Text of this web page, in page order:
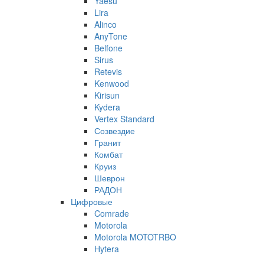
Lira
Alinco
AnyTone
Belfone
Sirus
Retevis
Kenwood
Kirisun
Kydera
Vertex Standard
Созвездие
Гранит
Комбат
Круиз
Шеврон
РАДОН
Цифровые
Comrade
Motorola
Motorola MOTOTRBO
Hytera